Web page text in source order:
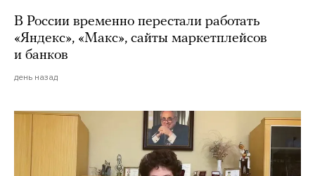
В России временно перестали работать
«Яндекс», «Макс», сайты маркетплейсов
и банков
день назад